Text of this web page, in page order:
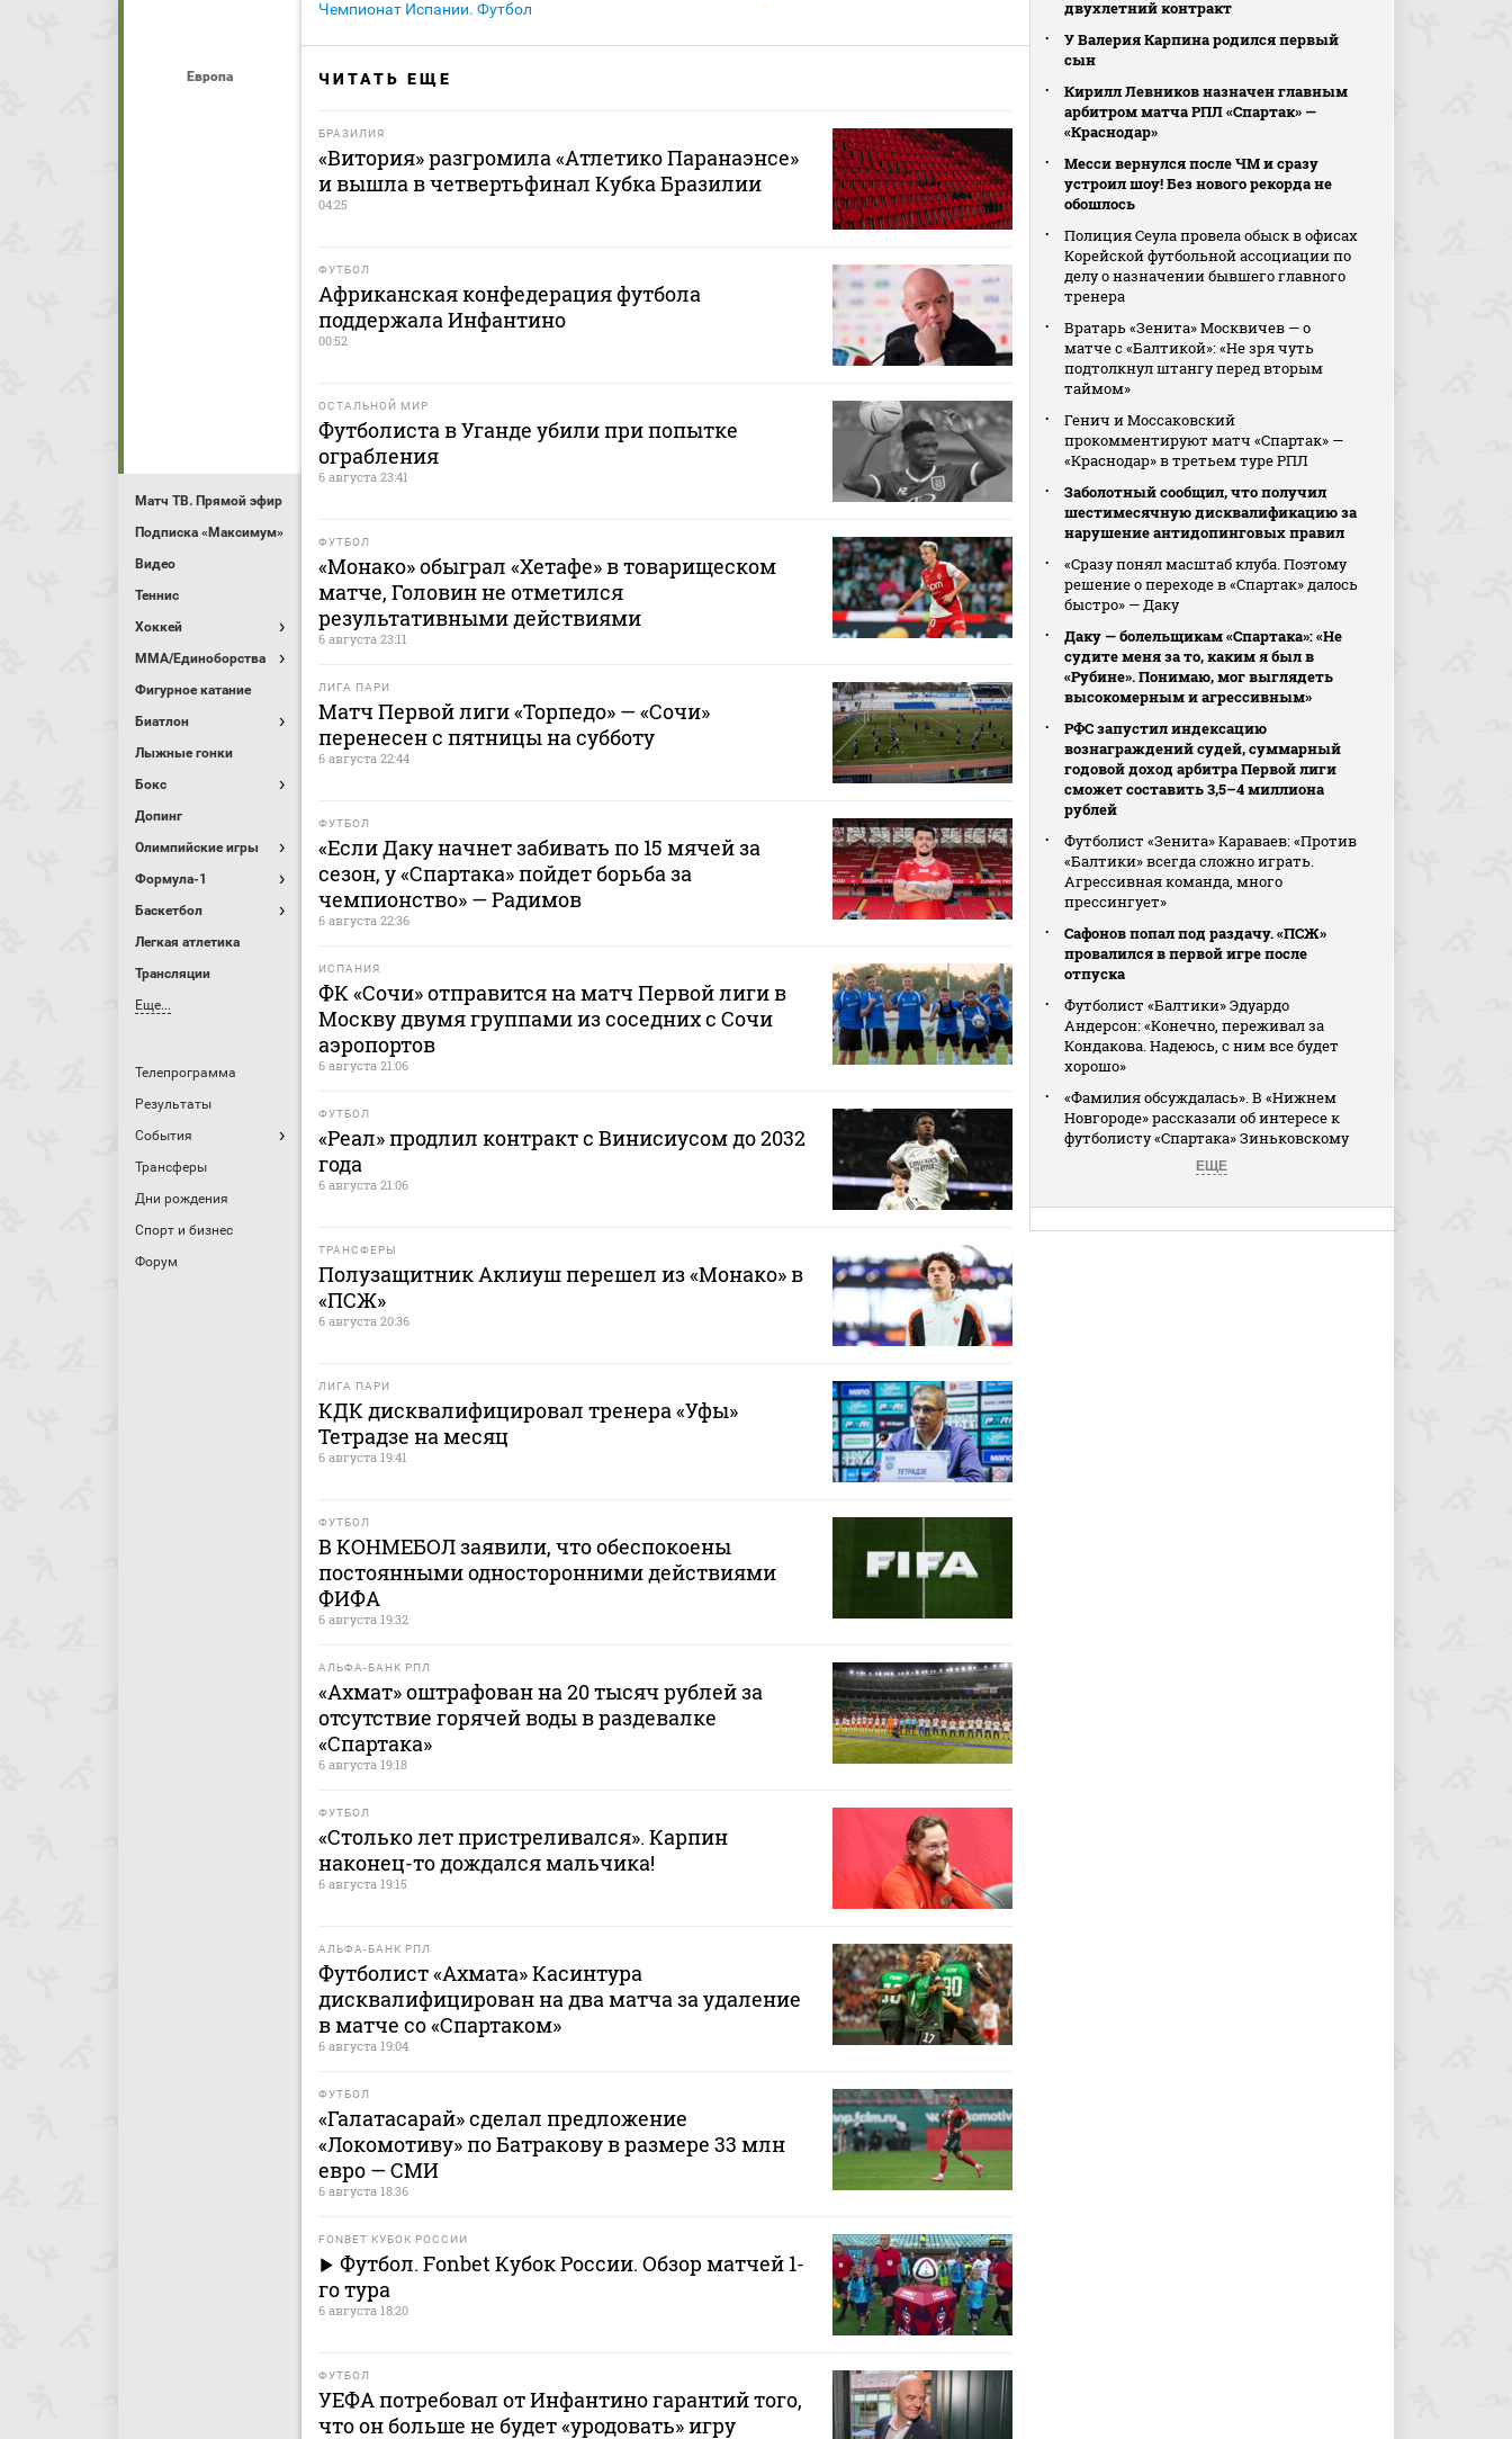
Европа
Матч ТВ. Прямой эфир
Подписка «Максимум»
Видео
Теннис
Хоккей
MMA/Единоборства
Фигурное катание
Биатлон
Лыжные гонки
Бокс
Допинг
Олимпийские игры
Формула-1
Баскетбол
Легкая атлетика
Трансляции
Еще...
Телепрограмма
Результаты
События
Трансферы
Дни рождения
Спорт и бизнес
Форум
Чемпионат Испании. Футбол
ЧИТАТЬ ЕЩЕ
БРАЗИЛИЯ
«Витория» разгромила «Атлетико Паранаэнсе»
и вышла в четвертьфинал Кубка Бразилии
04:25
ФУТБОЛ
Африканская конфедерация футбола
поддержала Инфантино
00:52
ОСТАЛЬНОЙ МИР
Футболиста в Уганде убили при попытке
ограбления
6 августа 23:41
ФУТБОЛ
«Монако» обыграл «Хетафе» в товарищеском
матче, Головин не отметился
результативными действиями
6 августа 23:11
ЛИГА ПАРИ
Матч Первой лиги «Торпедо» — «Сочи»
перенесен с пятницы на субботу
6 августа 22:44
ФУТБОЛ
«Если Даку начнет забивать по 15 мячей за
сезон, у «Спартака» пойдет борьба за
чемпионство» — Радимов
6 августа 22:36
ИСПАНИЯ
ФК «Сочи» отправится на матч Первой лиги в
Москву двумя группами из соседних с Сочи
аэропортов
6 августа 21:06
ФУТБОЛ
«Реал» продлил контракт с Винисиусом до 2032
года
6 августа 21:06
ТРАНСФЕРЫ
Полузащитник Аклиуш перешел из «Монако» в
«ПСЖ»
6 августа 20:36
ЛИГА ПАРИ
КДК дисквалифицировал тренера «Уфы»
Тетрадзе на месяц
6 августа 19:41
ФУТБОЛ
В КОНМЕБОЛ заявили, что обеспокоены
постоянными односторонними действиями
ФИФА
6 августа 19:32
АЛЬФА-БАНК РПЛ
«Ахмат» оштрафован на 20 тысяч рублей за
отсутствие горячей воды в раздевалке
«Спартака»
6 августа 19:18
ФУТБОЛ
«Столько лет пристреливался». Карпин
наконец-то дождался мальчика!
6 августа 19:15
АЛЬФА-БАНК РПЛ
Футболист «Ахмата» Касинтура
дисквалифицирован на два матча за удаление
в матче со «Спартаком»
6 августа 19:04
ФУТБОЛ
«Галатасарай» сделал предложение
«Локомотиву» по Батракову в размере 33 млн
евро — СМИ
6 августа 18:36
FONBET КУБОК РОССИИ
Футбол. Fonbet Кубок России. Обзор матчей 1-
го тура
6 августа 18:20
ФУТБОЛ
УЕФА потребовал от Инфантино гарантий того,
что он больше не будет «уродовать» игру
двухлетний контракт
У Валерия Карпина родился первый
сын
Кирилл Левников назначен главным
арбитром матча РПЛ «Спартак» —
«Краснодар»
Месси вернулся после ЧМ и сразу
устроил шоу! Без нового рекорда не
обошлось
Полиция Сеула провела обыск в офисах
Корейской футбольной ассоциации по
делу о назначении бывшего главного
тренера
Вратарь «Зенита» Москвичев — о
матче с «Балтикой»: «Не зря чуть
подтолкнул штангу перед вторым
таймом»
Генич и Моссаковский
прокомментируют матч «Спартак» —
«Краснодар» в третьем туре РПЛ
Заболотный сообщил, что получил
шестимесячную дисквалификацию за
нарушение антидопинговых правил
«Сразу понял масштаб клуба. Поэтому
решение о переходе в «Спартак» далось
быстро» — Даку
Даку — болельщикам «Спартака»: «Не
судите меня за то, каким я был в
«Рубине». Понимаю, мог выглядеть
высокомерным и агрессивным»
РФС запустил индексацию
вознаграждений судей, суммарный
годовой доход арбитра Первой лиги
сможет составить 3,5–4 миллиона
рублей
Футболист «Зенита» Караваев: «Против
«Балтики» всегда сложно играть.
Агрессивная команда, много
прессингует»
Сафонов попал под раздачу. «ПСЖ»
провалился в первой игре после
отпуска
Футболист «Балтики» Эдуардо
Андерсон: «Конечно, переживал за
Кондакова. Надеюсь, с ним все будет
хорошо»
«Фамилия обсуждалась». В «Нижнем
Новгороде» рассказали об интересе к
футболисту «Спартака» Зиньковскому
ЕЩЕ